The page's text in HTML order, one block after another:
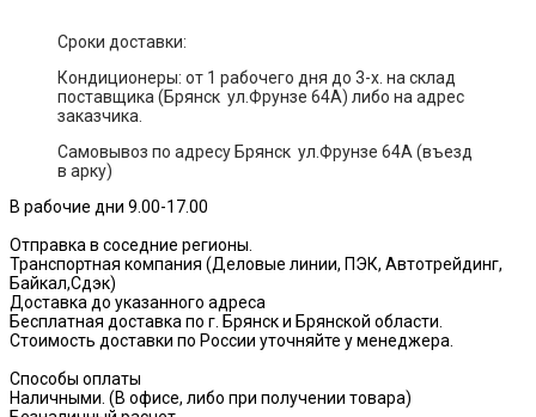
Сроки доставки:
Кондиционеры: от 1 рабочего дня до 3-х. на склад
поставщика (Брянск ул.Фрунзе 64А) либо на адрес
заказчика.
Самовывоз по адресу Брянск ул.Фрунзе 64А (въезд
в арку)
В рабочие дни 9.00-17.00
Отправка в соседние регионы.
Транспортная компания (Деловые линии, ПЭК, Автотрейдинг,
Байкал,Сдэк)
Доставка до указанного адреса
Бесплатная доставка по г. Брянск и Брянской области.
Стоимость доставки по России уточняйте у менеджера.
Способы оплаты
Наличными. (В офисе, либо при получении товара)